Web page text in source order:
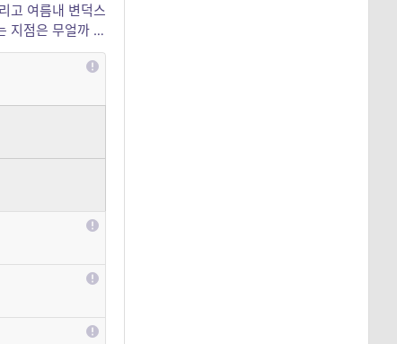
고 여름내 변덕스
지점은 무얼까 고
떡밥을 후반부에